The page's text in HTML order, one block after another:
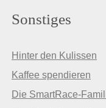
Sonstiges
Hinter den Kulissen
Kaffee spendieren
Die SmartRace-